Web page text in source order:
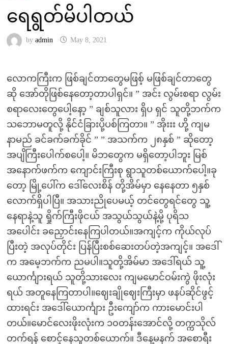
ရေရွတ်မိပါတယ်
by admin May 8, 2021
လောကကြီးက ဖြစ်ချင်တာတွေမဖြစ့် မဖြစ်ချင်တာတွေ
ဆို အော်တိုဖြစ်နေတော့တာပါရှင်။ ” အင်း လွမ်းစရာ လွမ်း
စရာလေးတွေပေါ့နော့ ” ချစ်သူလား ရှိပ ရှင် သူတို့ဘက်က
သဘောမတူလို့ နိုင်ငံခြားပို့ပစ်ကြတာ။ ” အိုးးး ဟို့ ကျမ
နာမည် ခင်ခက်ခက်ခိုင် ” ” အသက်က ၂၈နှစ် ” ဆိုတော့
အပျိကြီးပေါက်စပေါ့။ မိဘတွေက မရှိတော့ပါဘူး မြစ်
အနောက်ဖက်က ကျောင်းကြီးစု ရွာသူတစ်ယောက်ပေါ့။ခု
တော့ မြို့ပေါ်က ဒေါ်လေးစိန် တို့အိမ်မှာ နေနေတာ ၅နှစ်
လောက်ရှိပါပြီ။ အသားညိုပေမယ့် တင်တွေရင်တွေ သူ့
နေရာနဲ့သူ ရှိုက်ကြီးဖိုငယ် အသွယ်သွယ်နဲ့မို့ ပုရိသ
အပေါင်း ခညှောင်းနေကြပါတယ်။အကျင့်က ကိုယ်လုပ်
ပြီးတဲ့ အလုပ်တိုင်း ပြန်ပြီးစစ်ဆေးတပ်တဲ့အကျင့်။ အဒေါ်
က အမေ့ဘက်က ညမပါ။သူတို့အိမ်မာ အဒေါ်ရယ် သူ့
ယောင်္ကျားရယ် သူတို့သားလေး ကျမမောင်ဝမ်းကွဲ ဖိုးလုံး
ရယ် အတူနေကြတာပါ။ဈေးချိုဈေးကြီးမှာ ဖနပ်ဆိုင်ဖွင့်
ထားရင်း အဒေါ်ယောင်္ကျား ဦးကျော်က ကားမောင်းပါ
တယ်။မောင်လေးဖိုးလုံးက ၁၀တန်းအောင်လို့ တက္ကသိုလ်
တက်ရန် စောင့်နေသူတစ်ယောက်။ ဒီနေ့မနက် အစောရီး